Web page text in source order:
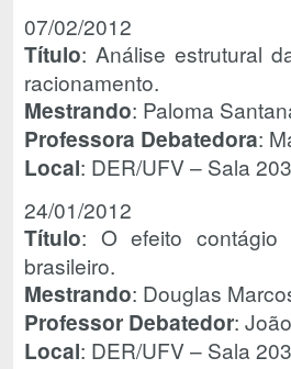
07/02/2012
Título: Análise estrutural
racionamento.
Mestrando: Paloma
Professora Debatedora:
Local: DER/UFV – Sala
24/01/2012
Título: O efeito contágio
brasileiro.
Mestrando: Douglas
Professor Debatedor:
Local: DER/UFV – Sala